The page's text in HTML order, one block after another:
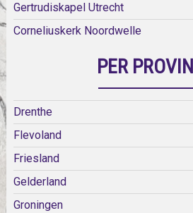
Gertrudiskapel Utrecht
Corneliuskerk Noordwelle
PER
Drenthe
Flevoland
Friesland
Gelderland
Groningen